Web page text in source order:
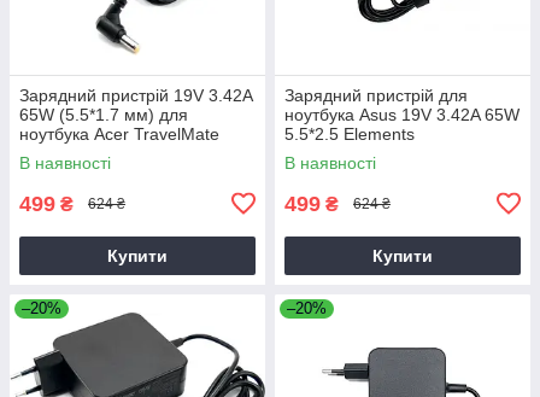
Зарядний пристрій 19V 3.42A
65W (5.5*1.7 мм) для
ноутбука Acer TravelMate
P2510-G2-M
В наявності
499 ₴ 624 ₴
Купити
Зарядний пристрій для
ноутбука Asus 19V 3.42A 65W
5.5*2.5 Elements
В наявності
499 ₴ 624 ₴
Купити
–20% –20%